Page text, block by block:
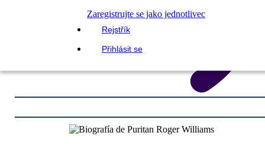
Zaregistrujte se jako jednotlivec
Rejstřík
Přihlásit se